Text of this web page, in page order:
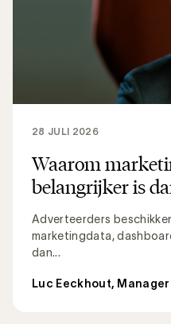
Waarom
belangrijker is
Adverteerders
marketingdata,
dan...
28 JULI 2026
Luc Eeckhout,